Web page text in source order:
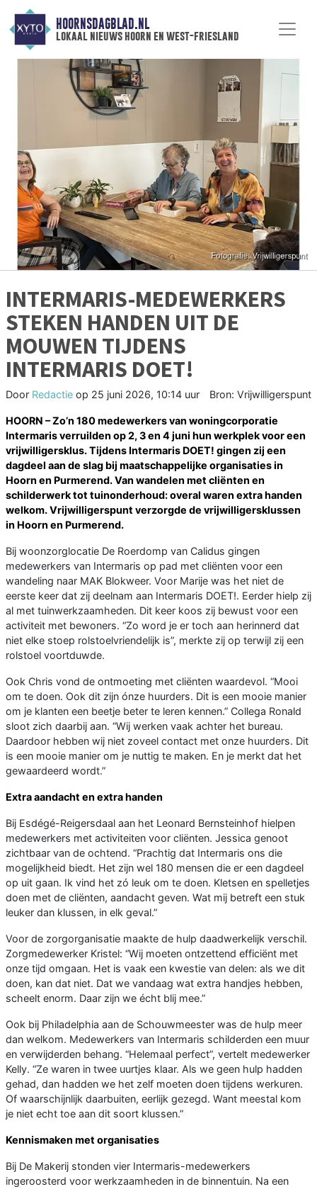
HOORNSDAGBLAD.NL
lokaal nieuws hoorn en west-friesland
INTERMARIS-MEDEWERKERS
STEKEN HANDEN UIT DE
MOUWEN TIJDENS
INTERMARIS DOET!
Door Redactie op 25 juni 2026, 10:14 uur Bron: Vrijwilligerspunt
HOORN – Zo’n 180 medewerkers van woningcorporatie
Intermaris verruilden op 2, 3 en 4 juni hun werkplek voor een
vrijwilligersklus. Tijdens Intermaris DOET! gingen zij een
dagdeel aan de slag bij maatschappelijke organisaties in
Hoorn en Purmerend. Van wandelen met cliënten en
schilderwerk tot tuinonderhoud: overal waren extra handen
welkom. Vrijwilligerspunt verzorgde de vrijwilligersklussen
in Hoorn en Purmerend.
Bij woonzorglocatie De Roerdomp van Calidus gingen
medewerkers van Intermaris op pad met cliënten voor een
wandeling naar MAK Blokweer. Voor Marije was het niet de
eerste keer dat zij deelnam aan Intermaris DOET!. Eerder hielp zij
al met tuinwerkzaamheden. Dit keer koos zij bewust voor een
activiteit met bewoners. “Zo word je er toch aan herinnerd dat
niet elke stoep rolstoelvriendelijk is”, merkte zij op terwijl zij een
rolstoel voortduwde.
Ook Chris vond de ontmoeting met cliënten waardevol. “Mooi
om te doen. Ook dit zijn ónze huurders. Dit is een mooie manier
om je klanten een beetje beter te leren kennen.” Collega Ronald
sloot zich daarbij aan. “Wij werken vaak achter het bureau.
Daardoor hebben wij niet zoveel contact met onze huurders. Dit
is een mooie manier om je nuttig te maken. En je merkt dat het
gewaardeerd wordt.”
Extra aandacht en extra handen
Bij Esdégé-Reigersdaal aan het Leonard Bernsteinhof hielpen
medewerkers met activiteiten voor cliënten. Jessica genoot
zichtbaar van de ochtend. “Prachtig dat Intermaris ons die
mogelijkheid biedt. Het zijn wel 180 mensen die er een dagdeel
op uit gaan. Ik vind het zó leuk om te doen. Kletsen en spelletjes
doen met de cliënten, aandacht geven. Wat mij betreft een stuk
leuker dan klussen, in elk geval.”
Voor de zorgorganisatie maakte de hulp daadwerkelijk verschil.
Zorgmedewerker Kristel: “Wij moeten ontzettend efficiënt met
onze tijd omgaan. Het is vaak een kwestie van delen: als we dit
doen, kan dat niet. Dat we vandaag wat extra handjes hebben,
scheelt enorm. Daar zijn we écht blij mee.”
Ook bij Philadelphia aan de Schouwmeester was de hulp meer
dan welkom. Medewerkers van Intermaris schilderden een muur
en verwijderden behang. “Helemaal perfect”, vertelt medewerker
Kelly. “Ze waren in twee uurtjes klaar. Als we geen hulp hadden
gehad, dan hadden we het zelf moeten doen tijdens werkuren.
Of waarschijnlijk daarbuiten, eerlijk gezegd. Want meestal kom
je niet echt toe aan dit soort klussen.”
Kennismaken met organisaties
Bij De Makerij stonden vier Intermaris-medewerkers
ingeroosterd voor werkzaamheden in de binnentuin. Na een